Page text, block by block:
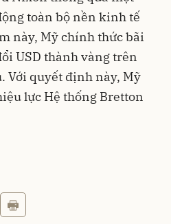
toàn bộ nền kinh tế
này, Mỹ chính thức bãi
USD thành vàng trên
Với quyết định này, Mỹ
lực Hệ thống Bretton